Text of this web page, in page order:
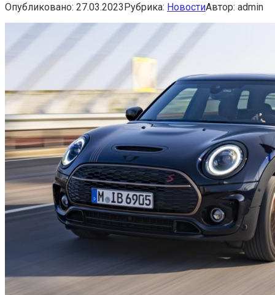
Опубликовано: 27.03.2023Рубрика: НовостиАвтор: admin